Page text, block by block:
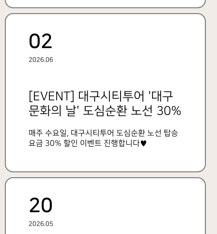
02
2026.06
[EVENT] 대구시티투어 '대구
문화의 날' 도심순환 노선 30%
매주 수요일, 대구시티투어 도심순환 노선 탑승
요금 30% 할인 이벤트 진행합니다♥
20
2026.05